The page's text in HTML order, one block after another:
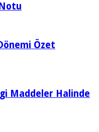
Özet
Maddeler Halinde